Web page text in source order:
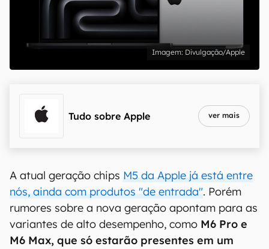
Divulgação/Apple
Tudo sobre Apple ver mais
A atual geração chips M5 da Apple já está entre
nós, ainda com produtos "de entrada". Porém
rumores sobre a nova geração apontam para as
variantes de alto desempenho, como M6 Pro e
M6 Max, que só estarão presentes em um